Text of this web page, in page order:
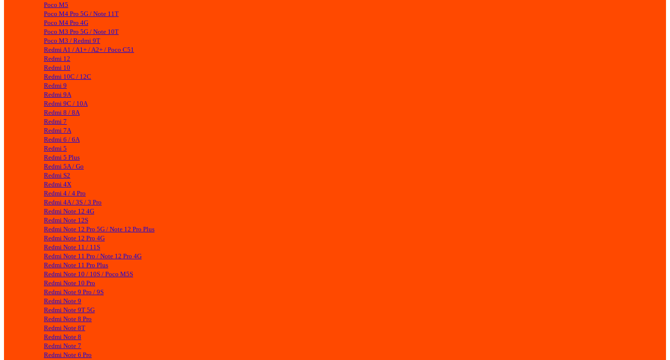
Poco M5
Poco M4 Pro 5G / Note 11T
Poco M4 Pro 4G
Poco M3 Pro 5G / Note 10T
Poco M3 / Redmi 9T
Redmi A1 / A1+ / A2+ / Poco C51
Redmi 12
Redmi 10
Redmi 10C / 12C
Redmi 9
Redmi 9A
Redmi 9C / 10A
Redmi 8 / 8A
Redmi 7
Redmi 7A
Redmi 6 / 6A
Redmi 5
Redmi 5 Plus
Redmi 5A / Go
Redmi S2
Redmi 4X
Redmi 4 / 4 Pro
Redmi 4A / 3S / 3 Pro
Redmi Note 12 4G
Redmi Note 12S
Redmi Note 12 Pro 5G / Note 12 Pro Plus
Redmi Note 12 Pro 4G
Redmi Note 11 / 11S
Redmi Note 11 Pro / Note 12 Pro 4G
Redmi Note 11 Pro Plus
Redmi Note 10 / 10S / Poco M5S
Redmi Note 10 Pro
Redmi Note 9 Pro / 9S
Redmi Note 9
Redmi Note 9T 5G
Redmi Note 8 Pro
Redmi Note 8T
Redmi Note 8
Redmi Note 7
Redmi Note 6 Pro